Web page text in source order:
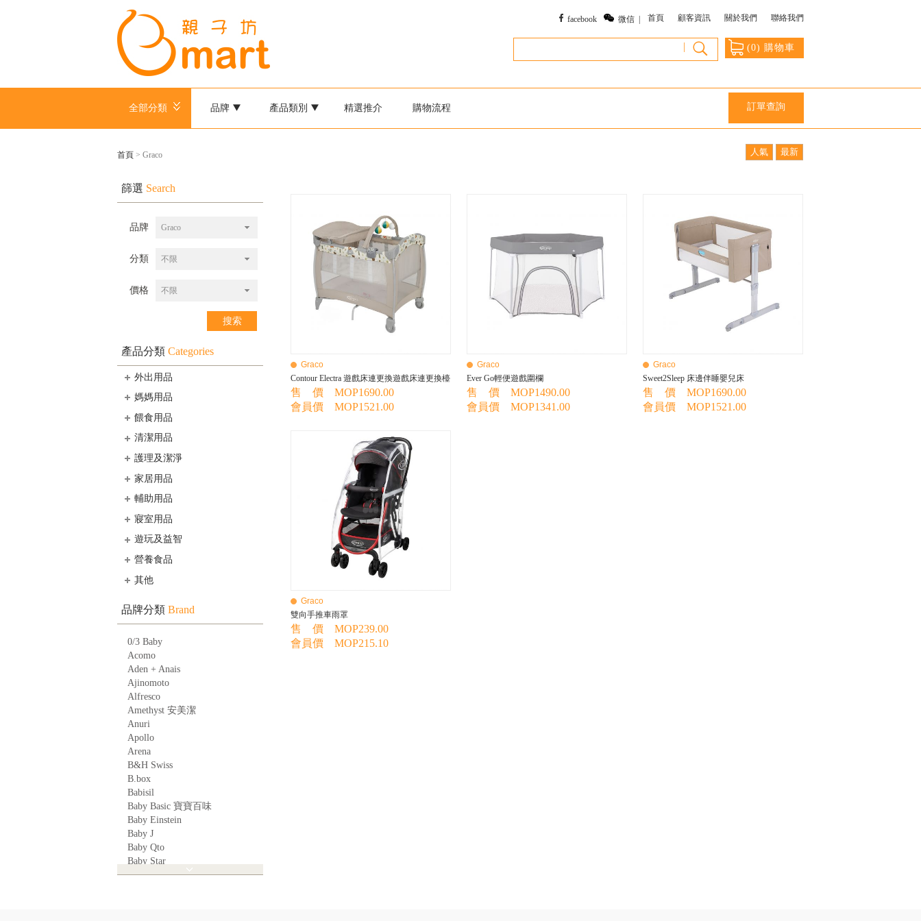
facebook 微信 | 首頁 顧客資訊 關於我們 聯絡我們
(0) 購物車
|
全部分類 品牌 產品類別 精選推介 購物流程 訂單查詢
首頁 > Graco
篩選 Search
品牌 Graco
分類 不限
價格 不限
產品分類 Categories
外出用品
媽媽用品
餵食用品
清潔用品
護理及潔淨
家居用品
輔助用品
寢室用品
遊玩及益智
營養食品
其他
品牌分類 Brand
0/3 Baby
Acomo
Aden + Anais
Ajinomoto
Alfresco
Amethyst 安美潔
Anuri
Apollo
Arena
B&H Swiss
B.box
Babisil
Baby Basic 寶寶百味
Baby Einstein
Baby J
Baby Qto
Baby Star
BabyBest
Graco
Contour Electra 遊戲床連更換遊戲床連更換檯
售 價 MOP1690.00
會員價 MOP1521.00
Graco
Ever Go輕便遊戲圍欄
售 價 MOP1490.00
會員價 MOP1341.00
Graco
Sweet2Sleep 床邊伴睡嬰兒床
售 價 MOP1690.00
會員價 MOP1521.00
Graco
雙向手推車雨罩
售 價 MOP239.00
會員價 MOP215.10